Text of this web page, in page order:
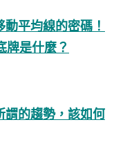
平均線的密碼！
牌是什麼？
謂的趨勢，該如何